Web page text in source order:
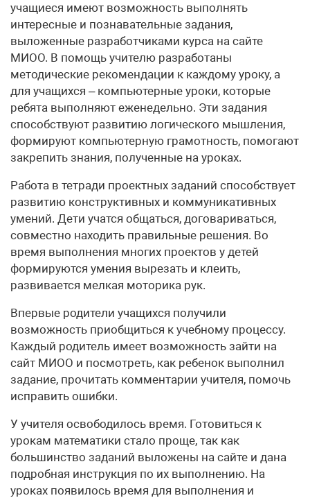
учащиеся имеют возможность выполнять
интересные и познавательные задания,
выложенные разработчиками курса на сайте
МИОО. В помощь учителю разработаны
методические рекомендации к каждому уроку, а
для учащихся – компьютерные уроки, которые
ребята выполняют еженедельно. Эти задания
способствуют развитию логического мышления,
формируют компьютерную грамотность, помогают
закрепить знания, полученные на уроках.
Работа в тетради проектных заданий способствует
развитию конструктивных и коммуникативных
умений. Дети учатся общаться, договариваться,
совместно находить правильные решения. Во
время выполнения многих проектов у детей
формируются умения вырезать и клеить,
развивается мелкая моторика рук.
Впервые родители учащихся получили
возможность приобщиться к учебному процессу.
Каждый родитель имеет возможность зайти на
сайт МИОО и посмотреть, как ребенок выполнил
задание, прочитать комментарии учителя, помочь
исправить ошибки.
У учителя освободилось время. Готовиться к
урокам математики стало проще, так как
большинство заданий выложены на сайте и дана
подробная инструкция по их выполнению. На
уроках появилось время для выполнения и